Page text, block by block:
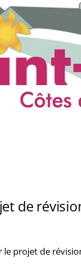
de
projet de